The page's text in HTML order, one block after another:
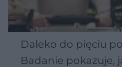
Daleko do pięciu
Badanie pokazuje,